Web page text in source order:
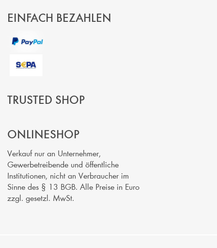
EINFACH BEZAHLEN
TRUSTED SHOP
ONLINESHOP
Verkauf nur an Unternehmer,
Gewerbetreibende und öffentliche
Institutionen, nicht an Verbraucher im
Sinne des § 13 BGB. Alle Preise in Euro
zzgl. gesetzl. MwSt.